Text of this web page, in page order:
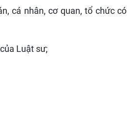
cá nhân, cơ quan, tổ chức có
Luật sư;